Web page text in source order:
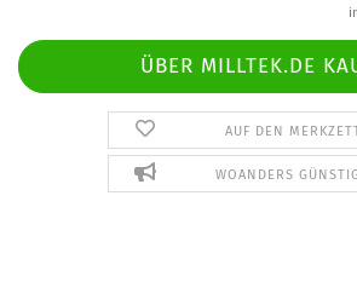
ÜBER MILLTEK.DE
AUF DEN
WOANDERS